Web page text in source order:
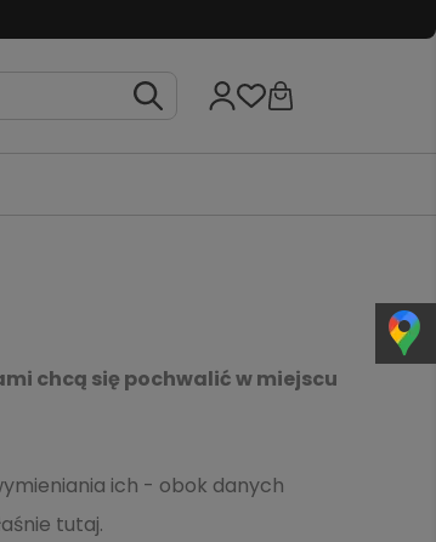
chcą się pochwalić w miejscu
ich - obok danych
tutaj.